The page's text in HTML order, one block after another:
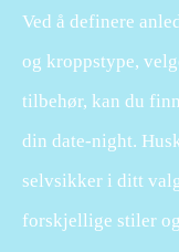
Ved å definere
og kroppstype,
tilbehør, kan du
din date-night.
selvsikker i ditt
forskjellige stiler